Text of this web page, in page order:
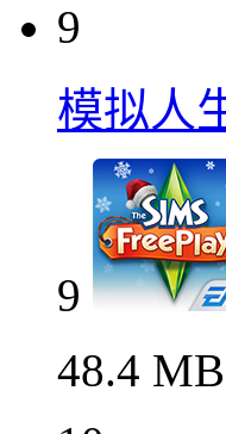
9
模拟人
9
48.4 MB